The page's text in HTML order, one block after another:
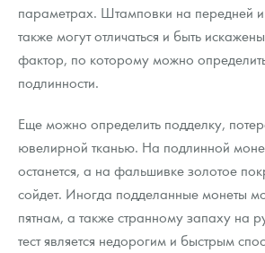
параметрах. Штамповки на передней и
также могут отличаться и быть
фактор, по которому можно определить
подлинности.
Еще можно определить подделку,
ювелирной тканью. На подлинной
останется, а на фальшивке золотое
сойдет. Иногда подделанные монеты
пятнам, а также странному запаху на
тест является недорогим и быстрым